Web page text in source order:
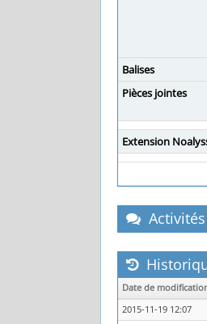
Balises
Pièces jointes
Extension
Activités
Date de
2015-11-19 12:07